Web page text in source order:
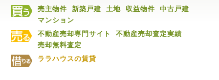
売主物件 新築戸建 土地 収益物件
中古戸建
マンション
不動産売却専門サイト
不動産売却査定実績
売却無料査定
ララハウスの賃貸